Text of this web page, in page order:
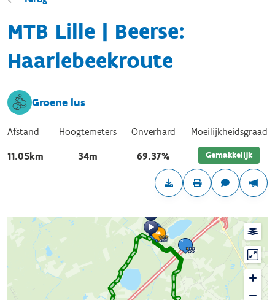
MTB Lille | Beerse:
Haarlebeekroute
Groene lus
Afstand
11.05km
Hoogtemeters
34m
Onverhard
69.37%
Moeilijkheidsgraad
Gemakkelijk